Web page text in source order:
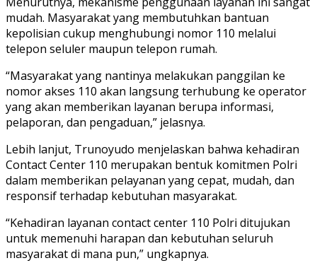
mudah. Masyarakat yang membutuhkan bantuan
kepolisian cukup menghubungi nomor 110 melalui
telepon seluler maupun telepon rumah.
“Masyarakat yang nantinya melakukan panggilan ke
nomor akses 110 akan langsung terhubung ke operator
yang akan memberikan layanan berupa informasi,
pelaporan, dan pengaduan,” jelasnya.
Lebih lanjut, Trunoyudo menjelaskan bahwa kehadiran
Contact Center 110 merupakan bentuk komitmen Polri
dalam memberikan pelayanan yang cepat, mudah, dan
responsif terhadap kebutuhan masyarakat.
“Kehadiran layanan contact center 110 Polri ditujukan
untuk memenuhi harapan dan kebutuhan seluruh
masyarakat di mana pun,” ungkapnya.